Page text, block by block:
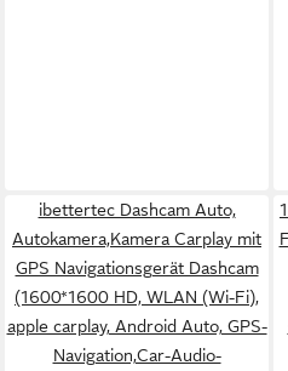
ibettertec Dashcam Auto,
Autokamera,Kamera Carplay mit
GPS Navigationsgerät Dashcam
(1600*1600 HD, WLAN (Wi-Fi),
apple carplay, Android Auto, GPS-
Navigation,Car-Audio-